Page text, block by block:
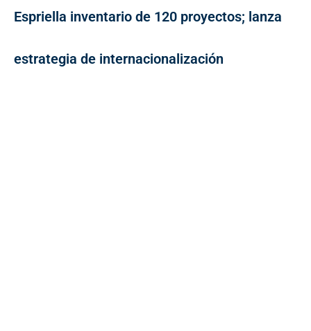
Espriella inventario de 120 proyectos; lanza
estrategia de internacionalización